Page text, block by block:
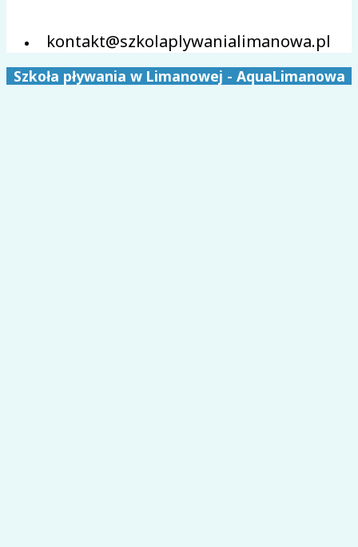
kontakt@szkolaplywanialimanowa.pl
Szkoła pływania w Limanowej - AquaLimanowa